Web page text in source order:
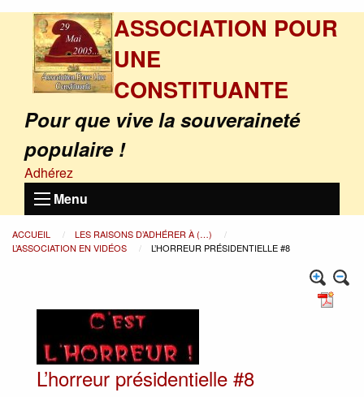
ASSOCIATION POUR
UNE
CONSTITUANTE
Pour que vive la souveraineté
populaire !
Adhérez
Menu
ACCUEIL
LES RAISONS D’ADHÉRER À (…)
L’ASSOCIATION EN VIDÉOS
L’HORREUR PRÉSIDENTIELLE #8
L’horreur présidentielle #8